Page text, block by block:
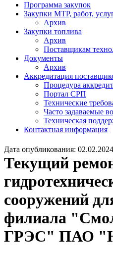
Программа закупок
Закупки МТР, работ,
Архив
Закупки топлива
Архив
Поставщикам
Документы
Архив
Аккредитация
Процедура
Портал СРП
Технические
Часто задаваемые
Техническая
Контактная информация
Дата опубликования: 02.02.2024
Текущий
сооружений
филиала
ГРЭС" ПАО